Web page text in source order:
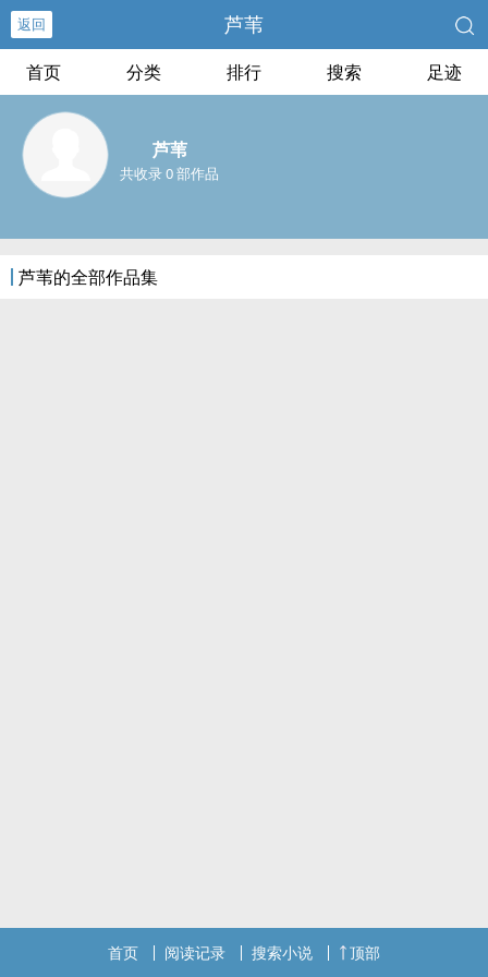
返回 芦苇
首页 分类 排行 搜索 足迹
芦苇
共收录 0 部作品
芦苇的全部作品集
首页 阅读记录 搜索小说 顶部